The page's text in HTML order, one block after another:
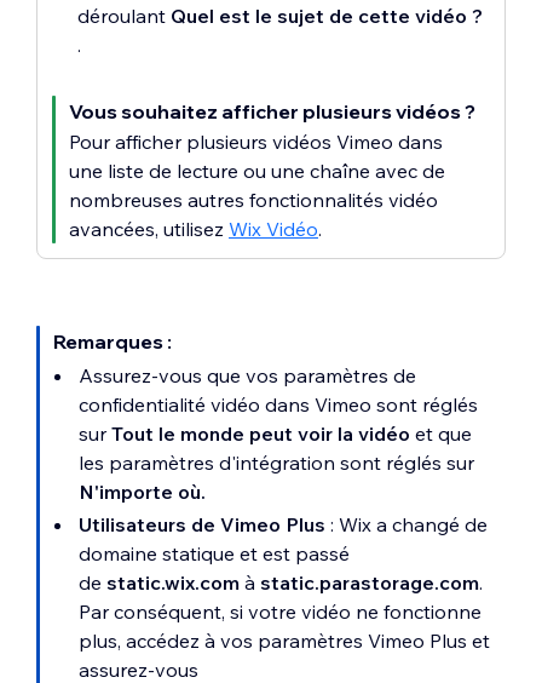
déroulant Quel est le sujet de cette vidéo ?
.
Vous souhaitez afficher plusieurs vidéos ?
Pour afficher plusieurs vidéos Vimeo dans
une liste de lecture ou une chaîne avec de
nombreuses autres fonctionnalités vidéo
avancées, utilisez Wix Vidéo.
Remarques :
Assurez-vous que vos paramètres de
confidentialité vidéo dans Vimeo sont réglés
surTout le monde peut voir la vidéo et que
les paramètres d'intégration sont réglés sur
N'importe où.
Utilisateurs de Vimeo Plus : Wix a changé de
domaine statique et est passé
de static.wix.com à static.parastorage.com.
Par conséquent, si votre vidéo ne fonctionne
plus, accédez à vos paramètres Vimeo Plus et
assurez-vous